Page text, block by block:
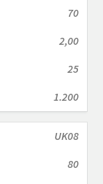
70
2,00
25
1.200
UK08
80